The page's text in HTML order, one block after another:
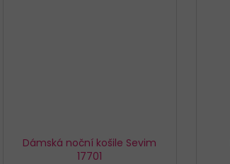
Dámská noční košile Sevim
17701